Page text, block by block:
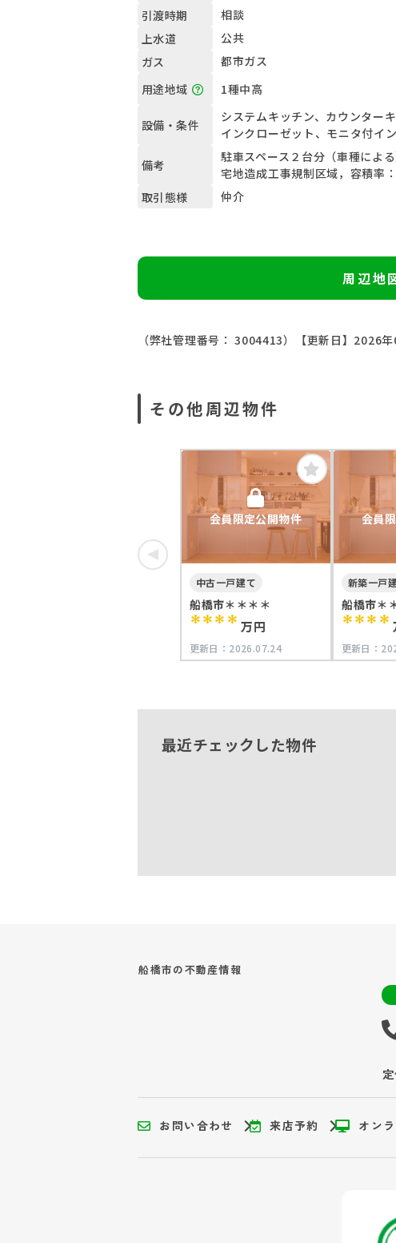
引渡時期
相談
上水道
公共
ガス
都市ガス
用途地域
1種中高
設備・条件
システムキッチン、カウンター
インクローゼット、モニタ付イ
備考
駐車スペース２台分（車種による
宅地造成工事規制区域，容積率
取引態様
仲介
周辺地
（弊社管理番号： 3004413） 【更新日】2026
その他周辺物件
会員限定公開物件
中古一戸建て
船橋市＊＊＊＊
****万円
更新日： 2026.07.24
会員
新築一戸
船橋市＊
****
更新日：
最近チェックした物件
船橋市の不動産情報
お問い合わせ 来店予約 オン